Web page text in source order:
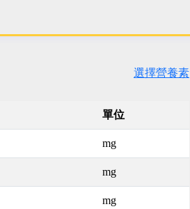
選擇營養素
單位
mg
mg
mg